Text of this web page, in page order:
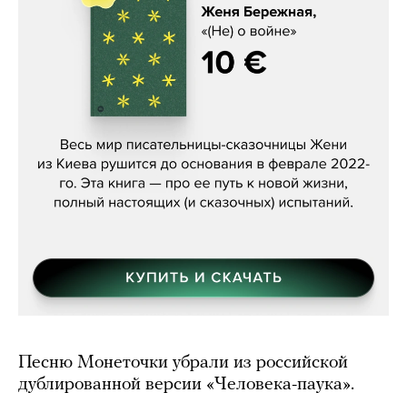
Женя Бережная, «(Не) о войне»
Песню Монеточки убрали из российской
дублированной версии «Человека-паука».